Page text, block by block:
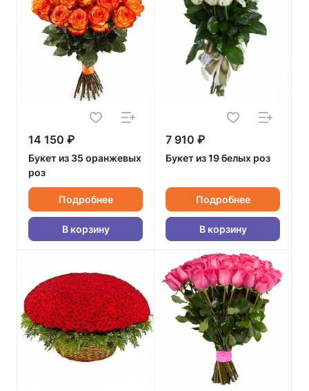
14 150 ₽
Букет из 35 оранжевых
роз
Подробнее
В корзину
7 910 ₽
Букет из 19 белых роз
Подробнее
В корзину